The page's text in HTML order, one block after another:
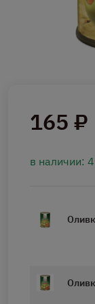
165 ₽
в наличии: